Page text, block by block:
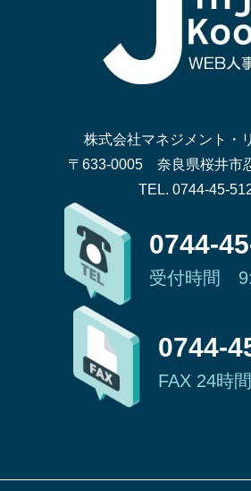
株式会社マネジメント・
〒633-0005 奈良県桜井市
TEL. 0744-45-
0744-
受付時間
0744-
FAX 24時